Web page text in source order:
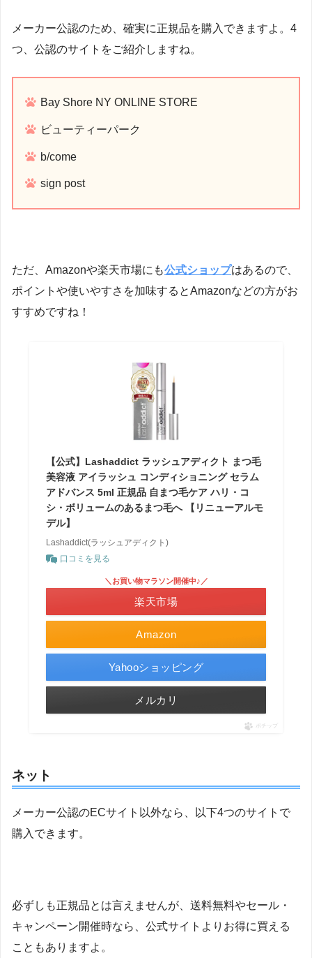
メーカー公認のため、確実に正規品を購入できますよ。4
つ、公認のサイトをご紹介しますね。
Bay Shore NY ONLINE STORE
ビューティーパーク
b/come
sign post
ただ、Amazonや楽天市場にも公式ショップはあるので、
ポイントや使いやすさを加味するとAmazonなどの方がお
すすめですね！
【公式】Lashaddict ラッシュアディクト まつ毛
美容液 アイラッシュ コンディショニング セラム
アドバンス 5ml 正規品 自まつ毛ケア ハリ・コ
シ・ボリュームのあるまつ毛へ 【リニューアルモ
デル】
Lashaddict(ラッシュアディクト)
口コミを見る
Amazon
＼お買い物マラソン開催中♪／
楽天市場
Yahooショッピング
メルカリ
ポチップ
ネット
メーカー公認のECサイト以外なら、以下4つのサイトで
購入できます。
必ずしも正規品とは言えませんが、送料無料やセール・
キャンペーン開催時なら、公式サイトよりお得に買える
こともありますよ。